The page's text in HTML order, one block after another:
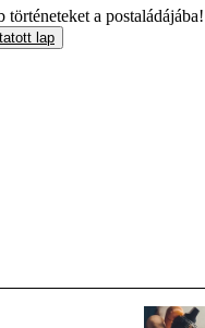
a postaládájába!
lap